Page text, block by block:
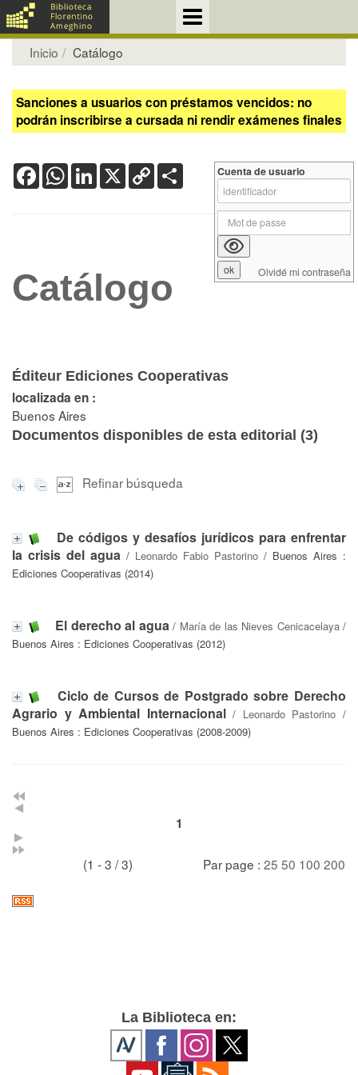
Inicio Catálogo
Sanciones a usuarios con préstamos vencidos: no
podrán inscribirse a cursada ni rendir exámenes finales
FacebookWhatsApp
LinkedIn
X Copy
Link
Catálogo
Éditeur Ediciones Cooperativas
localizada en :
Buenos Aires
Documentos disponibles de esta editorial (3)
Refinar búsqueda
De códigos y desafíos jurídicos para enfrentar
la crisis del agua / Leonardo Fabio Pastorino / Buenos Aires :
Ediciones Cooperativas (2014)
El derecho al agua/ María de las Nieves Cenicacelaya/
Buenos Aires : Ediciones Cooperativas (2012)
Ciclo de Cursos de Postgrado sobre Derecho
Agrario y Ambiental Internacional/ Leonardo Pastorino /
Buenos Aires : Ediciones Cooperativas (2008-2009)
1
(1 - 3 / 3) Par page : 25 50 100 200
Cuenta de usuario
Olvidé mi contraseña
La Biblioteca en: